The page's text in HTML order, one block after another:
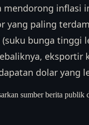
mendorong inflasi
yang paling
bunga tinggi
eksportir
dolar yang
sumber berita